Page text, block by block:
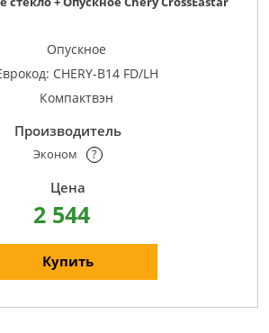
Опускное
CHERY-B14 FD/LH
Компактвэн
Эконом ?
2 544
Купить